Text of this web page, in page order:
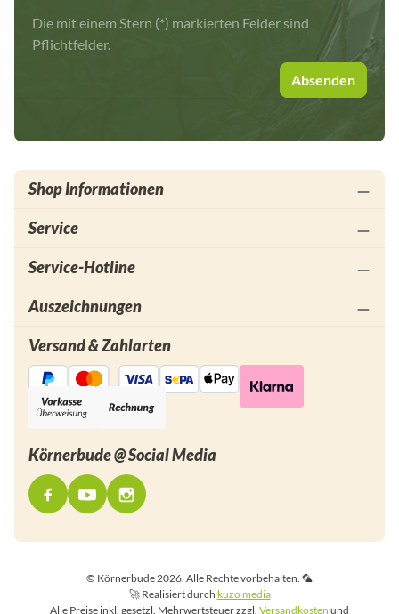
Die mit einem Stern (*) markierten Felder sind
Pflichtfelder.
Absenden
Shop Informationen
Service
Service-Hotline
Auszeichnungen
Versand & Zahlarten
Körnerbude @ Social Media
© Körnerbude 2026. Alle Rechte vorbehalten. 🦜
🚀 Realisiert durch kuzo media
Alle Preise inkl. gesetzl. Mehrwertsteuer zzgl. Versandkosten und